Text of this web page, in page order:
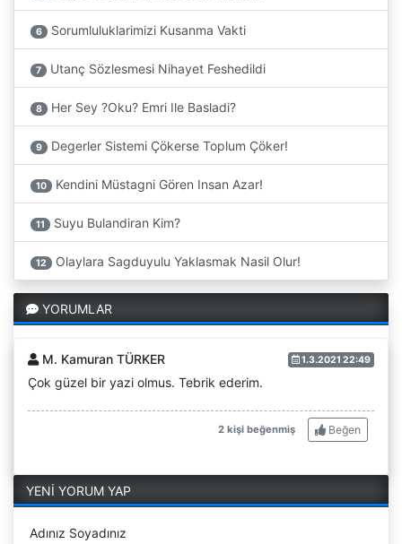
6 Sorumluluklarimizi Kusanma Vakti
7 Utanç Sözlesmesi Nihayet Feshedildi
8 Her Sey ?Oku? Emri Ile Basladi?
9 Degerler Sistemi Çökerse Toplum Çöker!
10 Kendini Müstagni Gören Insan Azar!
11 Suyu Bulandiran Kim?
12 Olaylara Sagduyulu Yaklasmak Nasil Olur!
YORUMLAR
M. Kamuran TÜRKER 1.3.2021 22:49
Çok güzel bir yazi olmus. Tebrik ederim.
2 kişi beğenmiş Beğen
YENİ YORUM YAP
Adınız Soyadınız